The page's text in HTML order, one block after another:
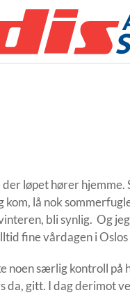
løpet hører
lå nok
bli synlig. Og
fine vårdagen i
noen særlig kontroll
da, gitt. I dag derimot